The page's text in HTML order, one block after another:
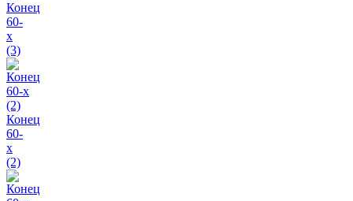
Конец
60-
х
(3)
Конец
60-
х
(2)